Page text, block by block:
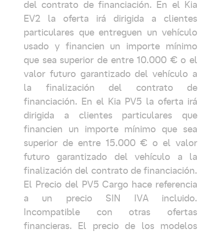
del contrato de financiación. En el Kia
EV2 la oferta irá dirigida a clientes
particulares que entreguen un vehículo
usado y financien un importe mínimo
que sea superior de entre 10.000 € o el
valor futuro garantizado del vehículo a
la finalización del contrato de
financiación. En el Kia PV5 la oferta irá
dirigida a clientes particulares que
financien un importe mínimo que sea
superior de entre 15.000 € o el valor
futuro garantizado del vehículo a la
finalización del contrato de financiación.
El Precio del PV5 Cargo hace referencia
a un precio SIN IVA incluido.
Incompatible con otras ofertas
financieras. El precio de los modelos